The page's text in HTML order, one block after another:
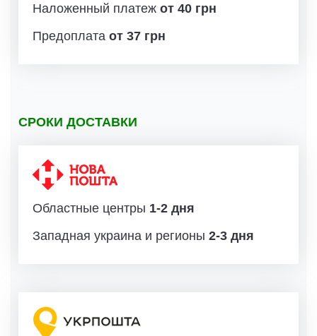
Наложенный платеж от 40 грн
Предоплата от 37 грн
СРОКИ ДОСТАВКИ
Областные центры 1-2 дня
Западная украина и регионы 2-3 дня